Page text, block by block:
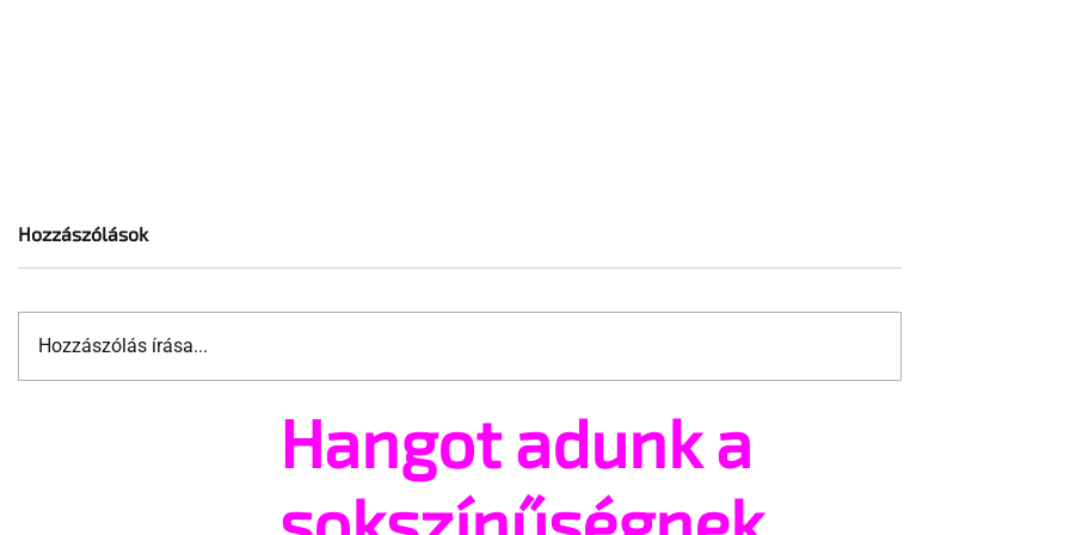
Kritikus helyzetben vannak a
Beperelték a holokauszt
meleg történetének a
kutatóját
Hozzászólások
Hozzászólás írása...
Hangot adunk a